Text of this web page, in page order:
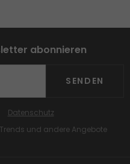
abonnieren
SENDEN
und andere Angebote
Datenschutz